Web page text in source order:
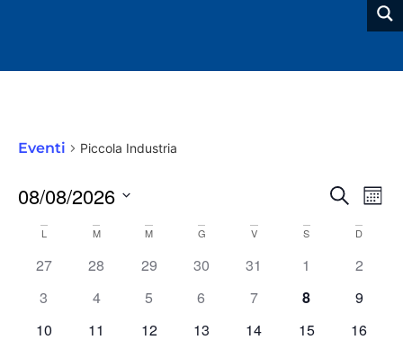
Eventi Piccola Industria
CercaMese
08/08/2026
Seleziona
Calendario
di
Eventi
L M M G V S D
0 eventi
27 0 eventi
28 0 eventi
29 0 eventi
30 0 eventi
31 0 eventi
1 0
2
0 eventi
3 0 eventi
4 0 eventi
5 0 eventi
6 0 eventi
7 0 eventi
8 0
9
0 eventi
10 0 eventi
11 0 eventi
12 0 eventi
13 0 eventi
14 0 eventi
15 0 eventi
16